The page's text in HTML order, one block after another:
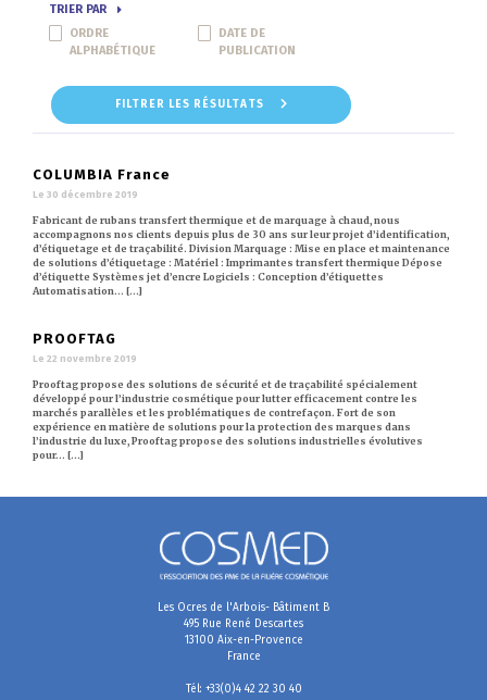
TRIER PAR
ORDRE
ALPHABÉTIQUE
DATE DE
PUBLICATION
FILTRER LES RÉSULTATS
COLUMBIA France
Le 30 décembre 2019
Fabricant de rubans transfert thermique et de marquage à chaud, nous
accompagnons nos clients depuis plus de 30 ans sur leur projet d’identification,
d’étiquetage et de traçabilité. Division Marquage : Mise en place et maintenance
de solutions d’étiquetage : Matériel : Imprimantes transfert thermique Dépose
d’étiquette Systèmes jet d’encre Logiciels : Conception d’étiquettes
Automatisation… [...]
PROOFTAG
Le 22 novembre 2019
Prooftag propose des solutions de sécurité et de traçabilité spécialement
développé pour l’industrie cosmétique pour lutter efficacement contre les
marchés parallèles et les problématiques de contrefaçon. Fort de son
expérience en matière de solutions pour la protection des marques dans
l’industrie du luxe, Prooftag propose des solutions industrielles évolutives
pour… [...]
Les Ocres de l'Arbois- Bâtiment B
495 Rue René Descartes
13100 Aix-en-Provence
France
Tél: +33(0)4 42 22 30 40